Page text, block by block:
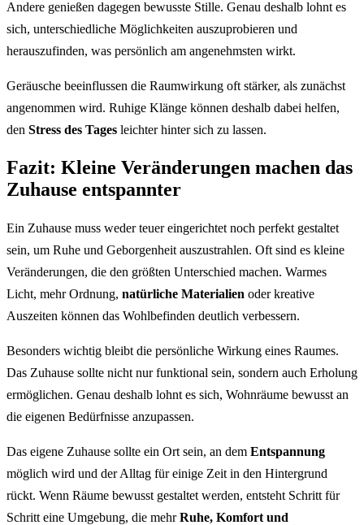
Andere genießen dagegen bewusste Stille. Genau deshalb lohnt es
sich, unterschiedliche Möglichkeiten auszuprobieren und
herauszufinden, was persönlich am angenehmsten wirkt.
Geräusche beeinflussen die Raumwirkung oft stärker, als zunächst
angenommen wird. Ruhige Klänge können deshalb dabei helfen,
den Stress des Tages leichter hinter sich zu lassen.
Fazit: Kleine Veränderungen machen das
Zuhause entspannter
Ein Zuhause muss weder teuer eingerichtet noch perfekt gestaltet
sein, um Ruhe und Geborgenheit auszustrahlen. Oft sind es kleine
Veränderungen, die den größten Unterschied machen. Warmes
Licht, mehr Ordnung, natürliche Materialien oder kreative
Auszeiten können das Wohlbefinden deutlich verbessern.
Besonders wichtig bleibt die persönliche Wirkung eines Raumes.
Das Zuhause sollte nicht nur funktional sein, sondern auch Erholung
ermöglichen. Genau deshalb lohnt es sich, Wohnräume bewusst an
die eigenen Bedürfnisse anzupassen.
Das eigene Zuhause sollte ein Ort sein, an dem Entspannung
möglich wird und der Alltag für einige Zeit in den Hintergrund
rückt. Wenn Räume bewusst gestaltet werden, entsteht Schritt für
Schritt eine Umgebung, die mehrRuhe, Komfort und